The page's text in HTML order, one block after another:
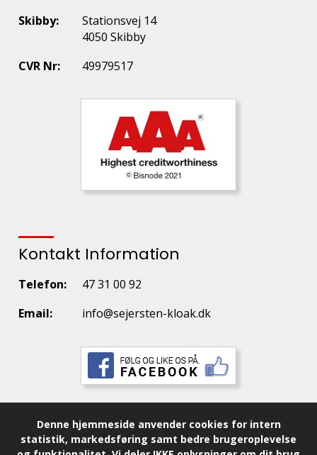
Skibby:
Stationsvej 14
4050 Skibby
CVR Nr:
49979517
Kontakt Information
Telefon:
47 31 00 92
Email:
info@sejersten-kloak.dk
Denne hjemmeside anvender cookies for intern
statistik, markedsføring samt bedre brugeroplevelse